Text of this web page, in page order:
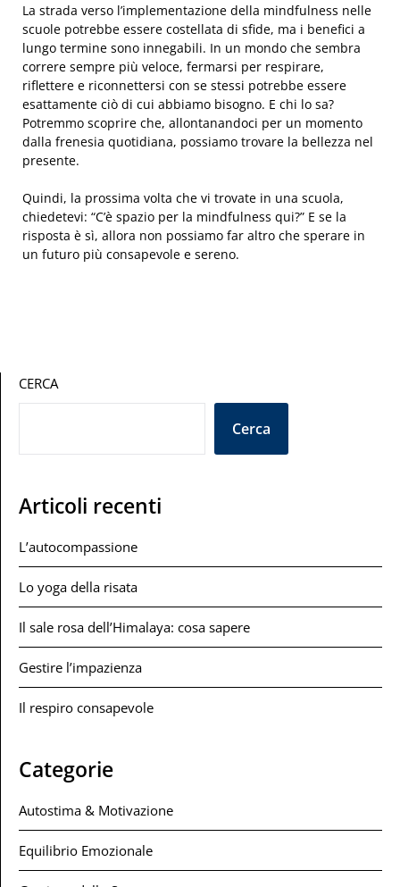
La strada verso l’implementazione della mindfulness nelle
scuole potrebbe essere costellata di sfide, ma i benefici a
lungo termine sono innegabili. In un mondo che sembra
correre sempre più veloce, fermarsi per respirare,
riflettere e riconnettersi con se stessi potrebbe essere
esattamente ciò di cui abbiamo bisogno. E chi lo sa?
Potremmo scoprire che, allontanandoci per un momento
dalla frenesia quotidiana, possiamo trovare la bellezza nel
presente.
Quindi, la prossima volta che vi trovate in una scuola,
chiedetevi: “C’è spazio per la mindfulness qui?” E se la
risposta è sì, allora non possiamo far altro che sperare in
un futuro più consapevole e sereno.
CERCA
Cerca
Articoli recenti
L’autocompassione
Lo yoga della risata
Il sale rosa dell’Himalaya: cosa sapere
Gestire l’impazienza
Il respiro consapevole
Categorie
Autostima & Motivazione
Equilibrio Emozionale